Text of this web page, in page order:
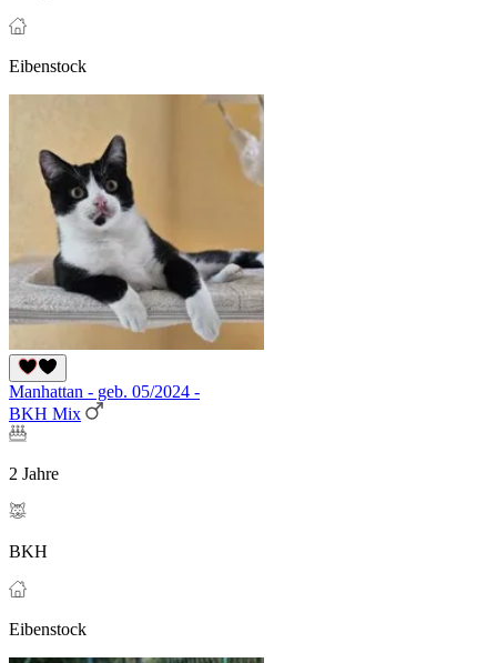
Eibenstock
Manhattan - geb. 05/2024 -
BKH Mix
2 Jahre
BKH
Eibenstock